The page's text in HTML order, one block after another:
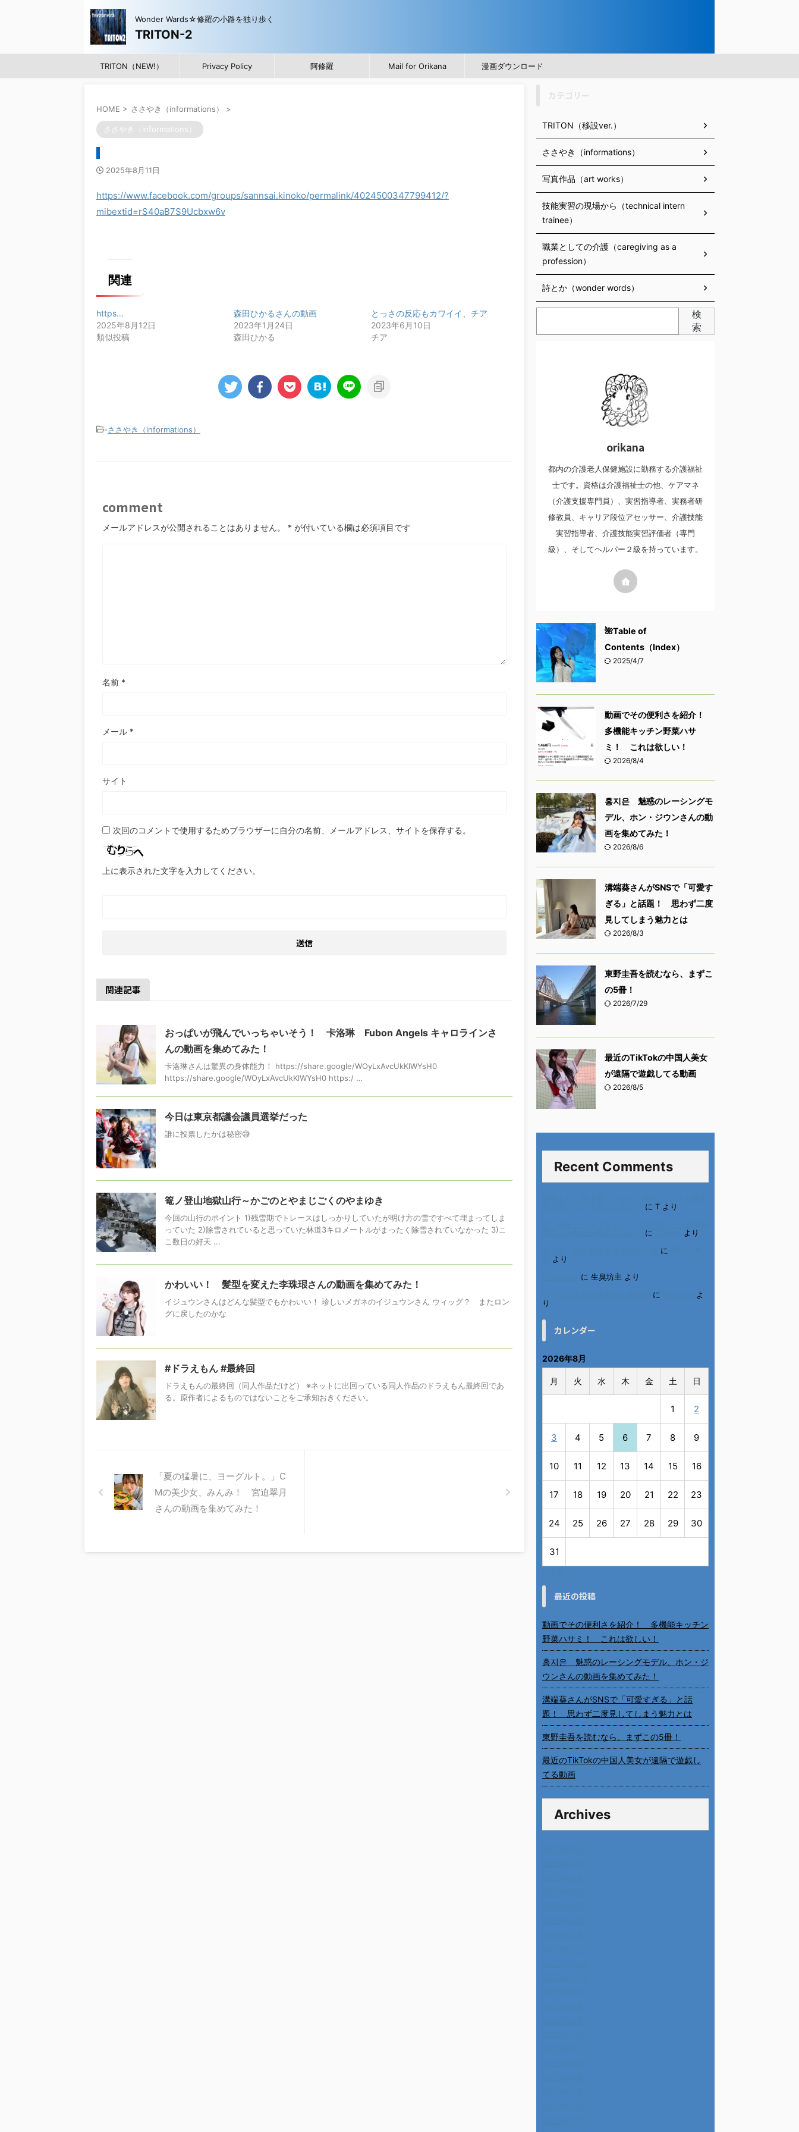
Wonder Wards☆修羅の小路を独り歩く
TRITON-2
TRITON（NEW!） Privacy Policy 阿修羅 Mail for Orikana 漫画ダウンロード
HOME > ささやき（informations） >
ささやき（informations）
2025年8月11日
https://www.facebook.com/groups/sannsai.kinoko/permalink/4024500347799412/?
mibextid=rS40aB7S9Ucbxw6v
関連
https…
2025年8月12日
類似投稿
森田ひかるさんの動画
2023年1月24日
森田ひかる
とっさの反応もカワイイ、チア
2023年6月10日
チア
-ささやき（informations）
comment
メールアドレスが公開されることはありません。 * が付いている欄は必須項目です
名前 *
メール *
サイト
次回のコメントで使用するためブラウザーに自分の名前、メールアドレス、サイトを保存する。
上に表示された文字を入力してください。
関連記事
おっぱいが飛んでいっちゃいそう！ 卡洛琳 Fubon Angels キャロラインさ
んの動画を集めてみた！
卡洛琳さんは驚異の身体能力！ https://share.google/WOyLxAvcUkKlWYsH0
https://share.google/WOyLxAvcUkKlWYsH0 https:/ …
今日は東京都議会議員選挙だった
誰に投票したかは秘密😅
篭ノ登山地獄山行～かごのとやまじごくのやまゆき
今回の山行のポイント 1)残雪期でトレースはしっかりしていたが明け方の雪ですべて埋まってしま
っていた 2)除雪されていると思っていた林道3キロメートルがまったく除雪されていなかった 3)こ
こ数日の好天 ...
かわいい！ 髪型を変えた李珠珢さんの動画を集めてみた！
イジュウンさんはどんな髪型でもかわいい！ 珍しいメガネのイジュウンさん ウィッグ？ またロン
グに戻したのかな
#ドラえもん #最終回
ドラえもんの最終回（同人作品だけど） ※ネットに出回っている同人作品のドラえもん最終回であ
る。原作者によるものではないことをご承知おきください。
「夏の猛暑に、ヨーグルト。」C
Mの美少女、みんみ！ 宮迫翠月
さんの動画を集めてみた！
TRITON（移設ver.）
ささやき（informations）
写真作品（art works）
技能実習の現場から（technical intern
trainee）
職業としての介護（caregiving as a
profession）
詩とか（wonder words）
検
索
orikana
都内の介護老人保健施設に勤務する介護福祉
士です。資格は介護福祉士の他、ケアマネ
（介護支援専門員）、実習指導者、実務者研
修教員、キャリア段位アセッサー、介護技能
実習指導者、介護技能実習評価者（専門
級）、そしてヘルパー２級を持っています。
🌺Table of
Contents（Index）
2025/4/7
動画でその便利さを紹介！
多機能キッチン野菜ハサ
ミ！ これは欲しい！
2026/8/4
홍지은 魅惑のレーシングモ
デル、ホン・ジウンさんの動
画を集めてみた！
2026/8/6
溝端葵さんがSNSで「可愛す
ぎる」と話題！ 思わず二度
見してしまう魅力とは
2026/8/3
東野圭吾を読むなら、まずこ
の5冊！
2026/7/29
最近のTikTokの中国人美女
が遠隔で遊戯してる動画
2026/8/5
Recent Comments
に T より
に
より
に
より
に 生臭坊主 より
に
よ
り
カレンダー
2026年8月
月 火 水 木 金 土 日
1 2
3 4 5 6 7 8 9
10 11 12 13 14 15 16
17 18 19 20 21 22 23
24 25 26 27 28 29 30
31
最近の投稿
動画でその便利さを紹介！ 多機能キッチン
野菜ハサミ！ これは欲しい！
홍지은 魅惑のレーシングモデル、ホン・ジ
ウンさんの動画を集めてみた！
溝端葵さんがSNSで「可愛すぎる」と話
題！ 思わず二度見してしまう魅力とは
東野圭吾を読むなら、まずこの5冊！
最近のTikTokの中国人美女が遠隔で遊戯し
てる動画
Archives